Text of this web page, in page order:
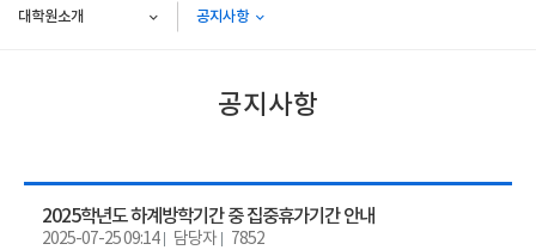
대학원소개 공지사항
공지사항
2025학년도 하계방학기간 중 집중휴가기간 안내
2025-07-25 09:14 담당자 7852